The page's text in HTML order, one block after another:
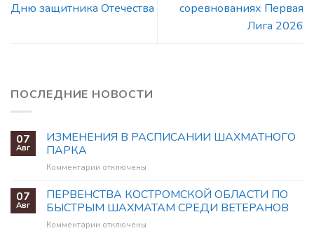
Дню защитника Отечества
соревнованиях Первая
Лига 2026
ПОСЛЕДНИЕ НОВОСТИ
07
Авг
ИЗМЕНЕНИЯ В РАСПИСАНИИ ШАХМАТНОГО
ПАРКА
Комментарии к
ИЗМЕНЕНИЯ
В
РАСПИСАНИИ
ШАХМАТНОГО
отключены
07
Авг
ПЕРВЕНСТВА КОСТРОМСКОЙ ОБЛАСТИ ПО
БЫСТРЫМ ШАХМАТАМ СРЕДИ ВЕТЕРАНОВ
Комментарии котключены